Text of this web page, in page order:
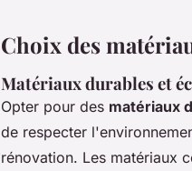
Choix des
Matériaux durables et
Opter pour des matériaux
de respecter
rénovation. Les matériaux